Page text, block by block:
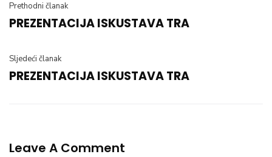
Prethodni članak
PREZENTACIJA ISKUSTAVA TRA
Sljedeći članak
PREZENTACIJA ISKUSTAVA TRA
Leave A Comment